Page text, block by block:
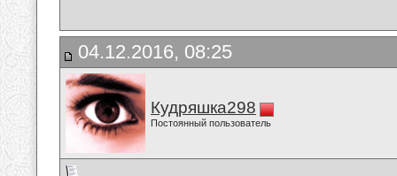
04.12.2016, 08:25
Кудряшка298
Постоянный пользователь